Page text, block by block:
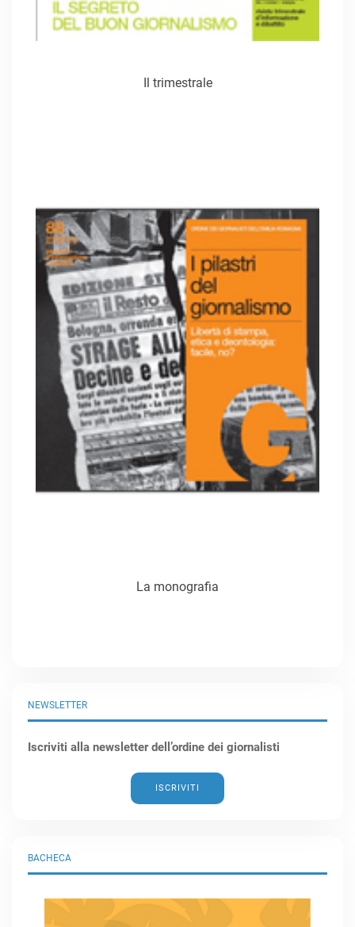
BACHECA
NEWSLETTER
Iscriviti alla newsletter dell’ordine dei giornalisti
ISCRIVITI
Il trimestrale
La monografia